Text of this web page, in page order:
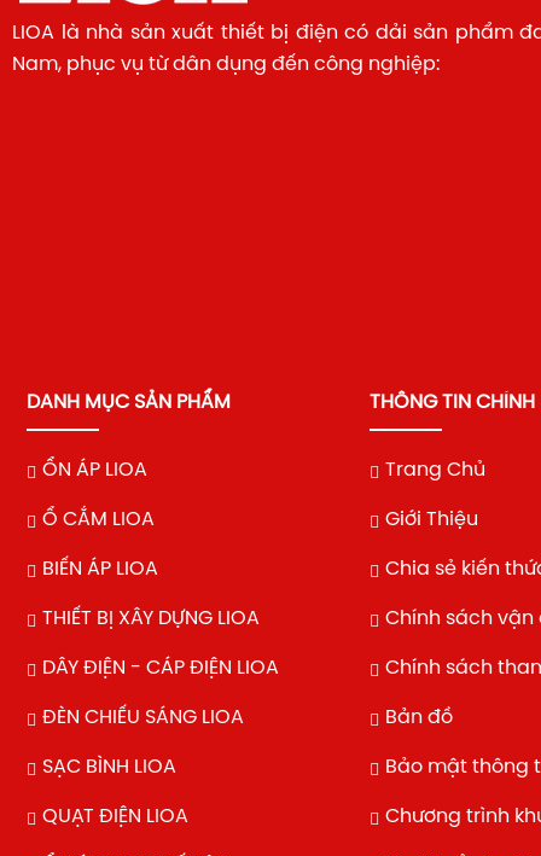
LIOA là nhà sản xuất thiết bị điện có dải sản phẩm
Nam, phục vụ từ dân dụng đến công nghiệp:
DANH MỤC SẢN PHẨM
ỔN ÁP LIOA
Ổ CẮM LIOA
BIẾN ÁP LIOA
THIẾT BỊ XÂY DỰNG LIOA
DÂY ĐIỆN - CÁP ĐIỆN LIOA
ĐÈN CHIẾU SÁNG LIOA
SẠC BÌNH LIOA
QUẠT ĐIỆN LIOA
THÔNG TIN CHÍNH
Trang Chủ
Giới Thiệu
Chia sẻ kiến
Chính sách vận
Chính sách
Bản đồ
Bảo mật thông
Chương trình